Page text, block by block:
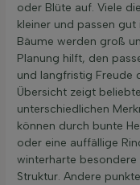
oder Blüte auf. Viele
kleiner und passen
Bäume werden groß
Planung hilft, den
und langfristig Freude
Übersicht zeigt
unterschiedlichen
können durch bunte
oder eine auffällige
winterharte
Struktur. Andere